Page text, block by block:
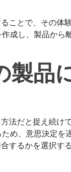
ことで、その体
成し、製品から
製品
法だと捉え続け
め、意思決定を
するかを選択す